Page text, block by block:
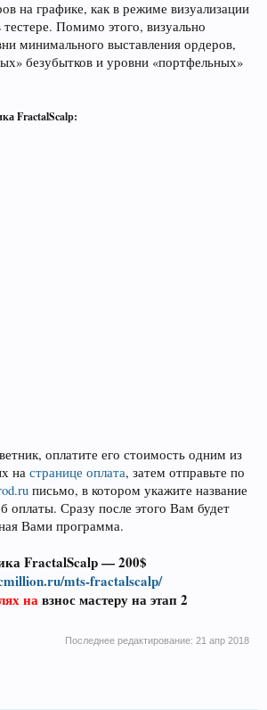
на графике, как в режиме визуализации
Помимо этого, визуально
минимального выставления ордеров,
безубытков и уровни «портфельных»
FractalScalp:
оплатите его стоимость одним из
на странице оплата, затем отправьте по
письмо, в котором укажите название
оплаты. Сразу после этого Вам будет
Вами программа.
FractalScalp — 200$
mts-fractalscalp/
навзнос мастеру на этап 2
Последнее редактирование: 21 апр 2018